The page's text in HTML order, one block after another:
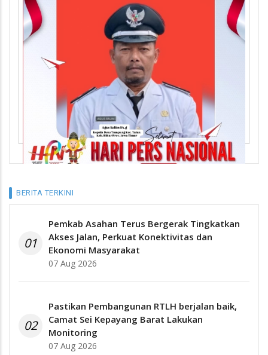
BERITA TERKINI
01
Pemkab Asahan Terus Bergerak Tingkatkan
Akses Jalan, Perkuat Konektivitas dan
Ekonomi Masyarakat
07 Aug 2026
02
Pastikan Pembangunan RTLH berjalan baik,
Camat Sei Kepayang Barat Lakukan
Monitoring
07 Aug 2026